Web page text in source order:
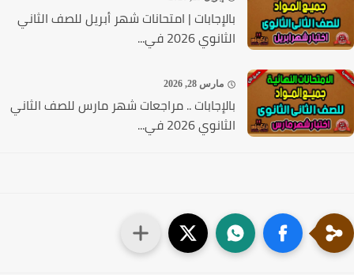
بالإجابات | امتحانات شهر أبريل للصف الثاني
الثانوي 2026 في...
مارس 28, 2026
بالإجابات .. مراجعات شهر مارس للصف الثاني
الثانوي 2026 في...